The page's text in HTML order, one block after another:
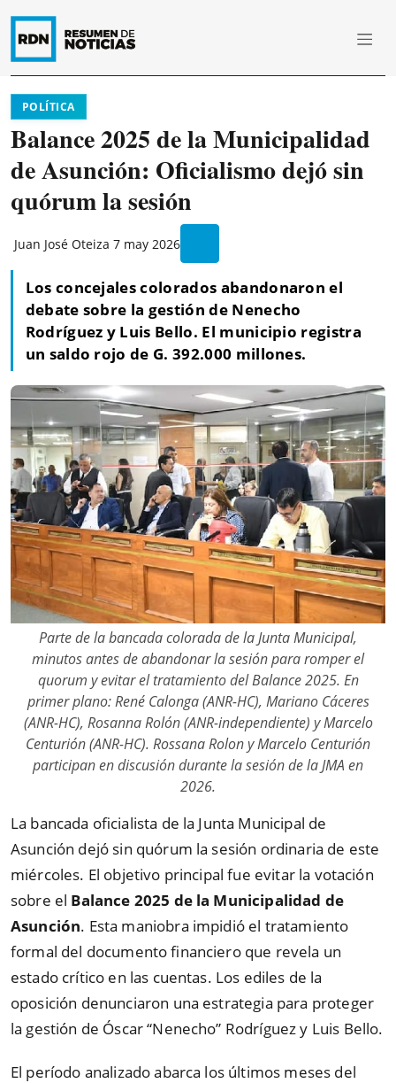
POLÍTICA
Balance 2025 de la Municipalidad
de Asunción: Oficialismo dejó sin
quórum la sesión
Juan José Oteiza 7 may 2026
Los concejales colorados abandonaron el
debate sobre la gestión de Nenecho
Rodríguez y Luis Bello. El municipio registra
un saldo rojo de G. 392.000 millones.
Parte de la bancada colorada de la Junta Municipal,
minutos antes de abandonar la sesión para romper el
quorum y evitar el tratamiento del Balance 2025. En
primer plano: René Calonga (ANR-HC), Mariano Cáceres
(ANR-HC), Rosanna Rolón (ANR-independiente) y Marcelo
Centurión (ANR-HC). Rossana Rolon y Marcelo Centurión
participan en discusión durante la sesión de la JMA en
2026.
La bancada oficialista de la Junta Municipal de
Asunción dejó sin quórum la sesión ordinaria de este
miércoles. El objetivo principal fue evitar la votación
sobre el Balance 2025 de la Municipalidad de
Asunción. Esta maniobra impidió el tratamiento
formal del documento financiero que revela un
estado crítico en las cuentas. Los ediles de la
oposición denunciaron una estrategia para proteger
la gestión de Óscar “Nenecho” Rodríguez y Luis Bello.
El período analizado abarca los últimos meses del